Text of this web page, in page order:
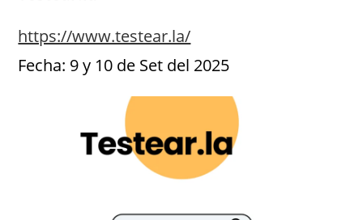
https://www.testear.la/
Fecha: 9 y 10 de Set del 2025